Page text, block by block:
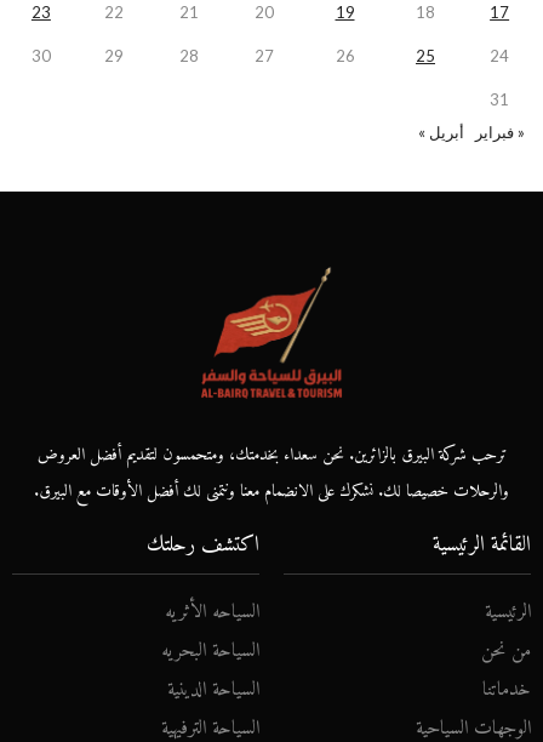
17
18
19
20
21
22
23
24
25
26
27
28
29
30
31
« فبراير
أبريل »
ترحب شركة البيرق بالزائرين. نحن سعداء بخدمتك، ومتحمسون لتقديم أفضل العروض
والرحلات خصيصا لك. نشكرك على الانضمام معنا ونتمنى لك أفضل الأوقات مع البيرق.
القائمة الرئيسية
الرئيسية
من نحن
خدماتنا
الوجهات السياحية
اكتشف رحلتك
السياحه الأثريه
السياحة البحريه
السياحة الدينية
السياحة الترفيهية